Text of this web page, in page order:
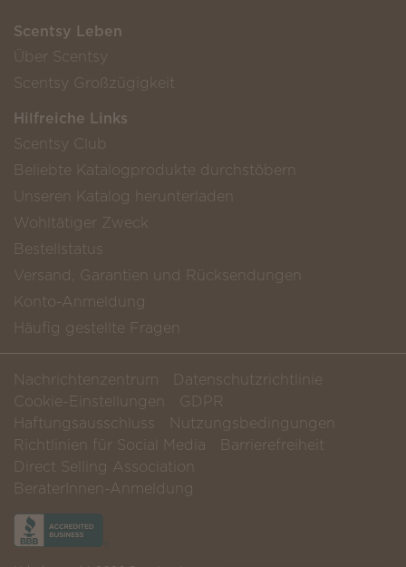
Scentsy Leben
Über Scentsy
Scentsy Großzügigkeit
Hilfreiche Links
Scentsy Club
Beliebte Katalogprodukte durchstöbern
Unseren Katalog herunterladen
Wohltätiger Zweck
Bestellstatus
Versand, Garantien und Rücksendungen
Konto-Anmeldung
Häufig gestellte Fragen
Nachrichtenzentrum
Datenschutzrichtlinie
Cookie-Einstellungen
GDPR
Haftungsausschluss
Nutzungsbedingungen
Richtlinien für Social Media
Barrierefreiheit
Direct Selling Association
BeraterInnen-Anmeldung